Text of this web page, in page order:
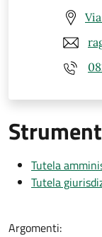
Tutela
Tutela
Argomenti: